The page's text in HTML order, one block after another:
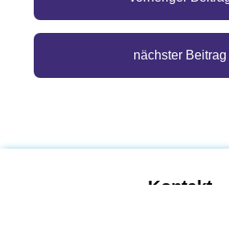
nächster Beitrag
Kontakt